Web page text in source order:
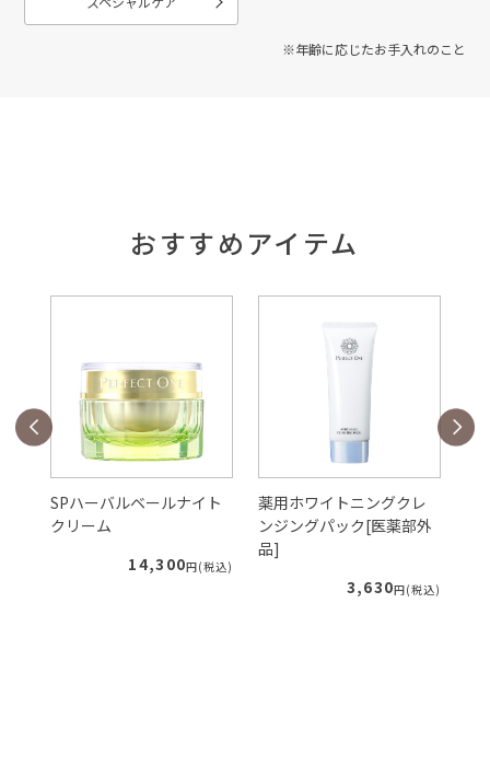
※年齢に応じたお手入れのこと
おすすめアイテム
SPハーバルベールナイト
クリーム
14,300円(税込)
薬用ホワイトニングクレ
ンジングパック[医薬部外
品]
3,630円(税込)